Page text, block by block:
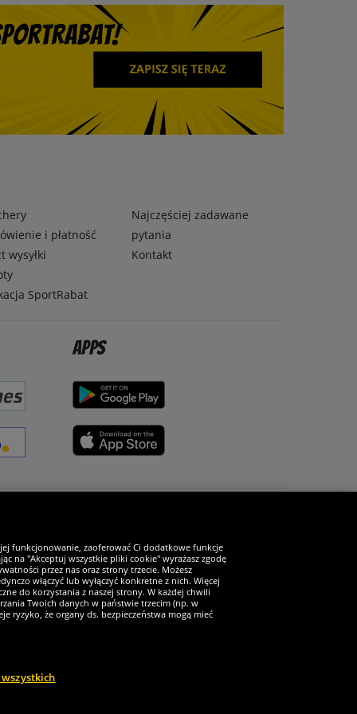
i płatność
wysyłki
SportRabat
Najczęściej zadawane
pytania
Kontakt
Apps
funkcjonowanie, zaoferować Ci dodatkowe funkcje
na "Akceptuj wszystkie pliki cookie" wyrażasz zgodę
przez nas oraz strony trzecie. Możesz
włączyć lub wyłączyć konkretne z nich. Więcej
do korzystania z naszej strony. W każdej chwili
Twoich danych w państwie trzecim (np. w
ryzyko, że organy ds. bezpieczeństwa mogą mieć